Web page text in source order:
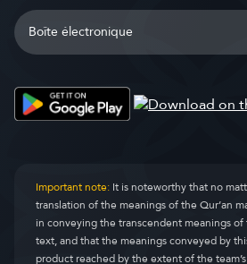
Important note:It is noteworthy that no
translation of the meanings of the Qur’an
in conveying the transcendent meanings of
text, and that the meanings conveyed by
product reached by the extent of the